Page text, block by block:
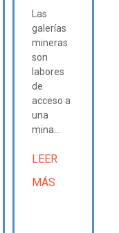
Las
galerías
mineras
son
labores
de
acceso a
una
mina...
LEER
MÁS